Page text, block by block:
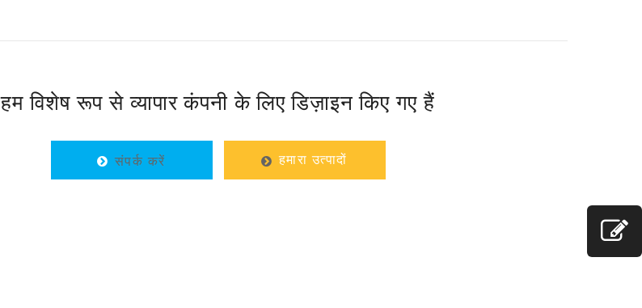
हम विशेष रूप से व्यापार कंपनी के लिए डिज़ाइन किए गए हैं
संपर्क करें हमारा उत्पादों